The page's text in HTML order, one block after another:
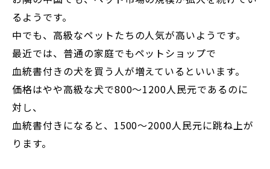
るようです。
中でも、高級なペットたちの人気が高いようです。
最近では、普通の家庭でもペットショップで
血統書付きの犬を買う人が増えているといいます。
価格はやや高級な犬で800～1200人民元であるのに
対し、
血統書付きになると、1500～2000人民元に跳ね上が
ります。